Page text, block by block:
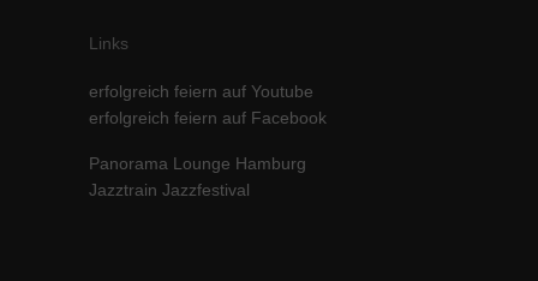
Links
erfolgreich feiern auf Youtube
erfolgreich feiern auf Facebook
Panorama Lounge Hamburg
Jazztrain Jazzfestival
standardmäßig blockiert. Wenn Cookies von externen Medien akzeptiert
Cookie-Informationen anzeigen
powered by Borlabs Cookie